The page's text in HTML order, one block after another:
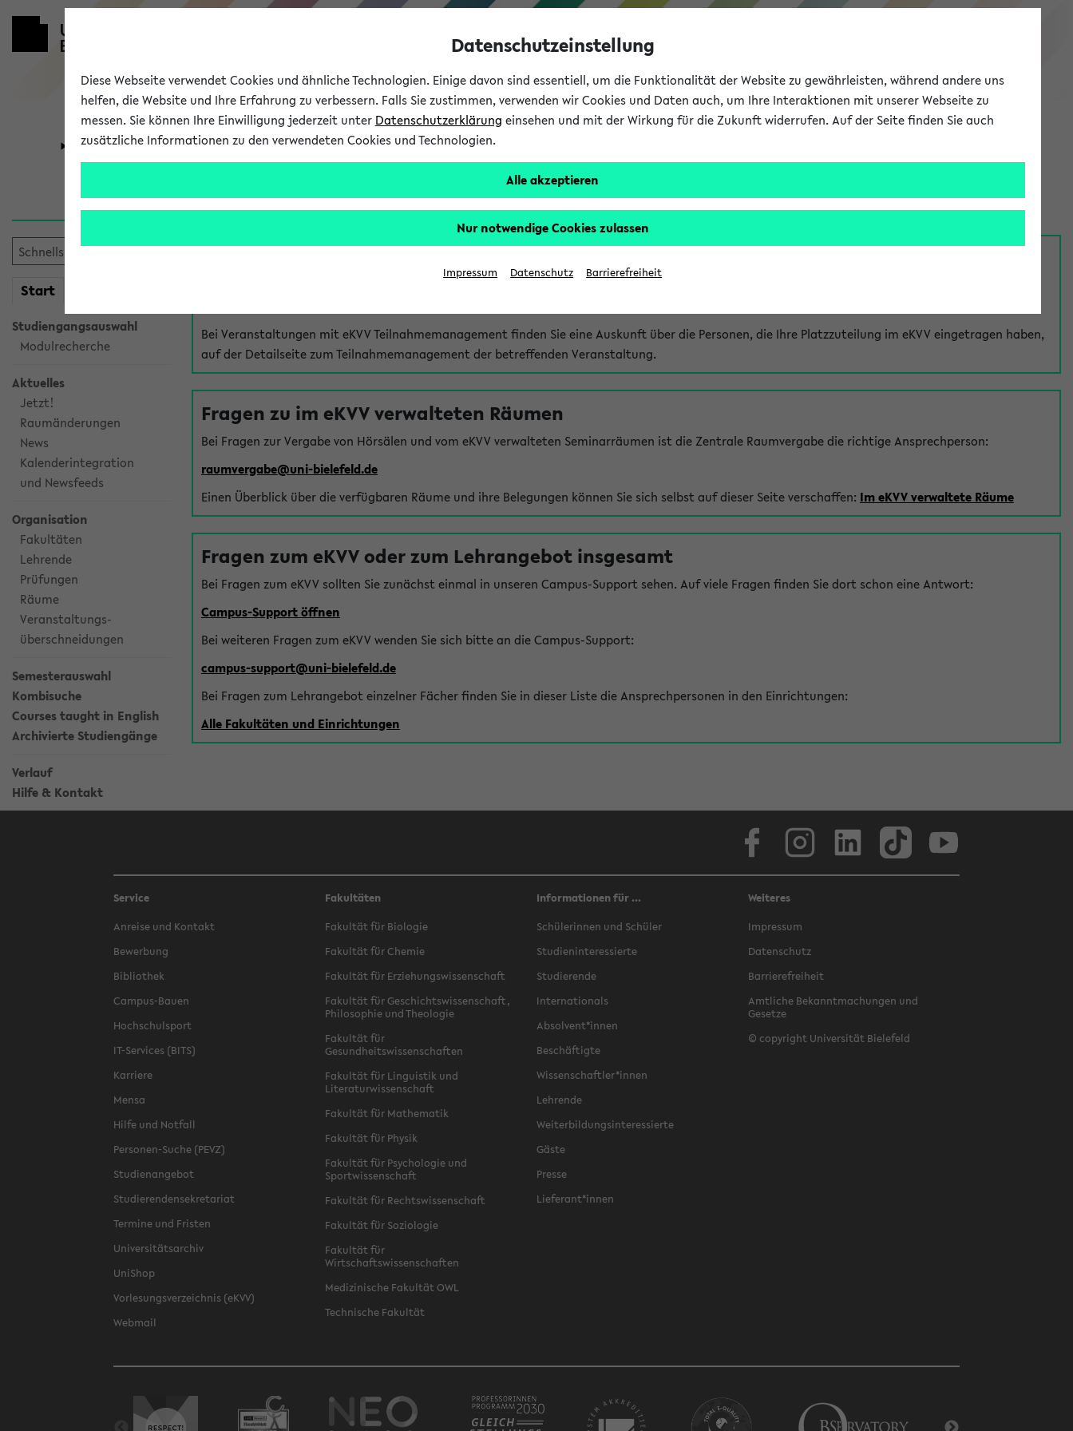
eKVV
Universität Forschung Studium
Start
Studiengangsauswahl
Modulrecherche
Aktuelles
Jetzt!
Raumänderungen
News
Kalenderintegration
und Newsfeeds
Organisation
Fakultäten
Lehrende
Prüfungen
Räume
Veranstaltungs-
überschneidungen
Semesterauswahl
Kombisuche
Courses taught in English
Archivierte Studiengänge
Verlauf
Hilfe & Kontakt
Hilfe & Kontakt
Bei Veranstaltungen mit eKVV Teilnahmemanagement finden Sie eine Auskunft über die Personen, die Ihre Platzzuteilung im eKVV eingetragen haben,
auf der Detailseite zum Teilnahmemanagement der betreffenden Veranstaltung.
Fragen zu im eKVV verwalteten Räumen
Bei Fragen zur Vergabe von Hörsälen und vom eKVV verwalteten Seminarräumen ist die Zentrale Raumvergabe die richtige Ansprechperson:
raumvergabe@uni-bielefeld.de
Einen Überblick über die verfügbaren Räume und ihre Belegungen können Sie sich selbst auf dieser Seite verschaffen: Im eKVV verwaltete Räume
Fragen zum eKVV oder zum Lehrangebot insgesamt
Bei Fragen zum eKVV sollten Sie zunächst einmal in unseren Campus-Support sehen. Auf viele Fragen finden Sie dort schon eine Antwort:
Campus-Support öffnen
Bei weiteren Fragen zum eKVV wenden Sie sich bitte an die Campus-Support:
campus-support@uni-bielefeld.de
Bei Fragen zum Lehrangebot einzelner Fächer finden Sie in dieser Liste die Ansprechpersonen in den Einrichtungen:
Alle Fakultäten und Einrichtungen
Service
Anreise und Kontakt
Bewerbung
Bibliothek
Campus-Bauen
Hochschulsport
IT-Services (BITS)
Karriere
Mensa
Hilfe und Notfall
Personen-Suche (PEVZ)
Studienangebot
Studierendensekretariat
Termine und Fristen
Universitätsarchiv
UniShop
Vorlesungsverzeichnis (eKVV)
Webmail
Fakultäten
Fakultät für Biologie
Fakultät für Chemie
Fakultät für Erziehungswissenschaft
Fakultät für Geschichtswissenschaft,
Philosophie und Theologie
Fakultät für
Gesundheitswissenschaften
Fakultät für Linguistik und
Literaturwissenschaft
Fakultät für Mathematik
Fakultät für Physik
Fakultät für Psychologie und
Sportwissenschaft
Fakultät für Rechtswissenschaft
Fakultät für Soziologie
Fakultät für
Wirtschaftswissenschaften
Medizinische Fakultät OWL
Technische Fakultät
Informationen für ...
Schülerinnen und Schüler
Studieninteressierte
Studierende
Internationals
Absolvent*innen
Beschäftigte
Wissenschaftler*innen
Lehrende
Weiterbildungsinteressierte
Gäste
Presse
Lieferant*innen
Weiteres
Impressum
Datenschutz
Barrierefreiheit
Amtliche Bekanntmachungen und
Gesetze
© copyright Universität Bielefeld
Datenschutzeinstellung
Diese Webseite verwendet Cookies und ähnliche Technologien. Einige davon sind essentiell, um die Funktionalität der Website zu gewährleisten, während andere uns
helfen, die Website und Ihre Erfahrung zu verbessern. Falls Sie zustimmen, verwenden wir Cookies und Daten auch, um Ihre Interaktionen mit unserer Webseite zu
messen. Sie können Ihre Einwilligung jederzeit unter Datenschutzerklärung einsehen und mit der Wirkung für die Zukunft widerrufen. Auf der Seite finden Sie auch
zusätzliche Informationen zu den verwendeten Cookies und Technologien.
Alle akzeptieren
Nur notwendige Cookies zulassen
Impressum Datenschutz Barrierefreiheit